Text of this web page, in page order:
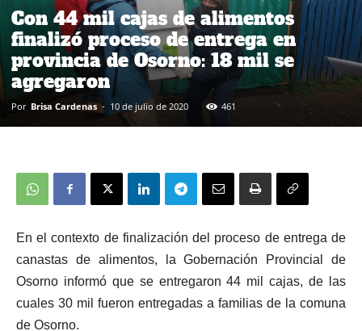
Con 44 mil cajas de alimentos
finalizó proceso de entrega en
provincia de Osorno: 18 mil se
agregaron
Por Brisa Cardenas - 10 de julio de 2020 461
En el contexto de finalización del proceso de entrega de
canastas de alimentos, la Gobernación Provincial de
Osorno informó que se entregaron 44 mil cajas, de las
cuales 30 mil fueron entregadas a familias de la comuna
de Osorno.